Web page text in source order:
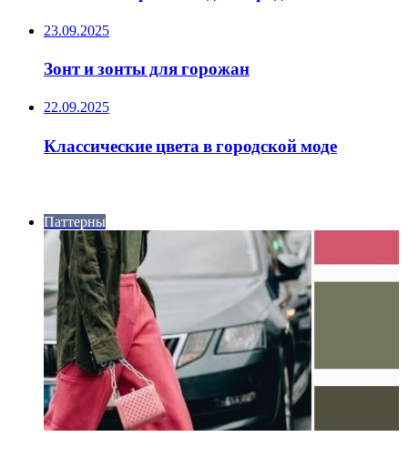
23.09.2025
Зонт и зонты для горожан
22.09.2025
Классические цвета в городской моде
Паттерны